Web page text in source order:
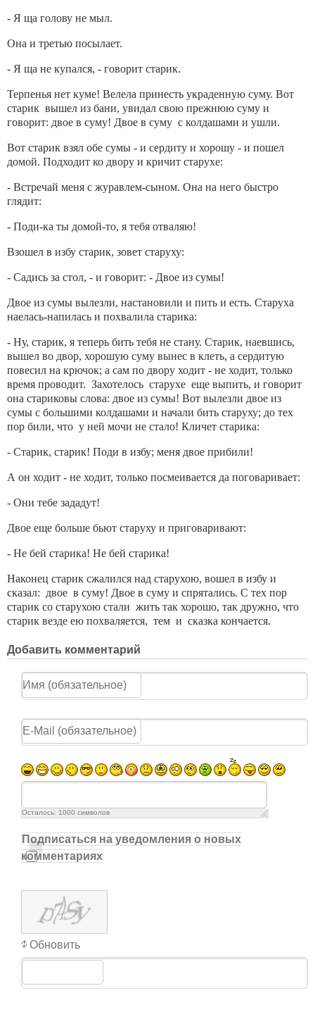
- Я ща голову не мыл.
Она и третью посылает.
- Я ща не купался, - говорит старик.
Терпенья нет куме! Велела принесть украденную суму. Вот
старик вышел из бани, увидал свою прежнюю суму и
говорит: двое в суму! Двое в суму с колдашами и ушли.
Вот старик взял обе сумы - и сердиту и хорошу - и пошел
домой. Подходит ко двору и кричит старухе:
- Встречай меня с журавлем-сыном. Она на него быстро
глядит:
- Поди-ка ты домой-то, я тебя отваляю!
Взошел в избу старик, зовет старуху:
- Садись за стол, - и говорит: - Двое из сумы!
Двое из сумы вылезли, настановили и пить и есть. Старуха
наелась-напилась и похвалила старика:
- Ну, старик, я теперь бить тебя не стану. Старик, наевшись,
вышел во двор, хорошую суму вынес в клеть, а сердитую
повесил на крючок; а сам по двору ходит - не ходит, только
время проводит. Захотелось старухе еще выпить, и говорит
она стариковы слова: двое из сумы! Вот вылезли двое из
сумы с большими колдашами и начали бить старуху; до тех
пор били, что у ней мочи не стало! Кличет старика:
- Старик, старик! Поди в избу; меня двое прибили!
А он ходит - не ходит, только посмеивается да поговаривает:
- Они тебе зададут!
Двое еще больше бьют старуху и приговаривают:
- Не бей старика! Не бей старика!
Наконец старик сжалился над старухою, вошел в избу и
сказал: двое в суму! Двое в суму и спрятались. С тех пор
старик со старухою стали жить так хорошо, так дружно, что
старик везде ею похваляется, тем и сказка кончается.
Добавить комментарий
Осталось: 1000 символов
Подписаться на уведомления о новых
комментариях
Обновить